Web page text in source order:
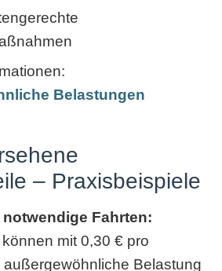
Belastungen
– Praxisbeispiele
Fahrten:
mit 0,30 € pro
außergewöhnliche Belastung